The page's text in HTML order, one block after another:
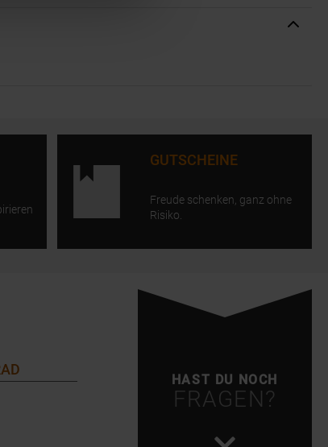
GUTSCHEINE
Freude schenken, ganz ohne
Risiko.
HAST DU NOCH
FRAGEN?